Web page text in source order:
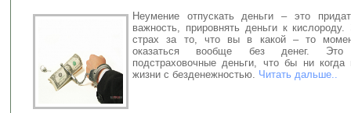
Неумение отпускать деньги – это
важность, прировнять деньги к
страх за то, что вы в какой – то
оказаться вообще без денег. Это
подстраховочные деньги, что бы ни когда
жизни с безденежностью. Читать дальше..